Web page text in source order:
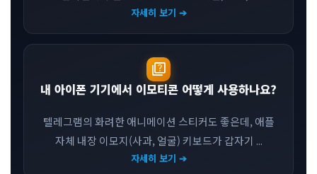
자세히 보기 ➔
quiz
내 아이폰 기기에서 이모티콘 어떻게 사용하나요?
텔레그램의 화려한 애니메이션 스티커도 좋은데, 애플
자체 내장 이모지(사과, 얼굴) 키보드가 갑자기 ...
자세히 보기 ➔